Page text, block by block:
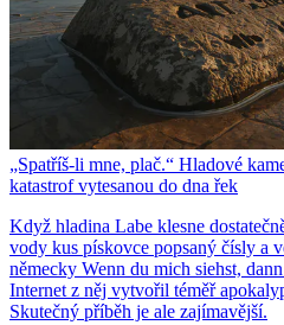
„Spatříš-li mne, plač.“ Hladové
katastrof vytesanou do dna řek
Když hladina Labe klesne
vody kus pískovce popsaný čísly a
německy Wenn du mich siehst,
Internet z něj vytvořil téměř
Skutečný příběh je ale zajímavější.